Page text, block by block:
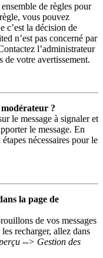
de règles pour
vous pouvez
c’est la décision de
n’est pas concerné par
l’administrateur
de votre avertissement.
?
le message à signaler et
le message. En
nécessaires pour le
la page de
de vos messages
recharger, allez dans
--> Gestion des